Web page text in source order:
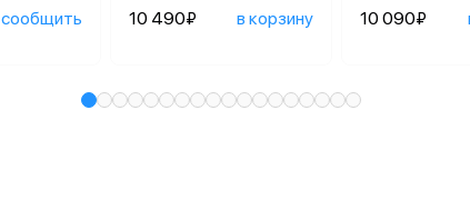
сообщить 10 490₽ в корзину 10 090₽